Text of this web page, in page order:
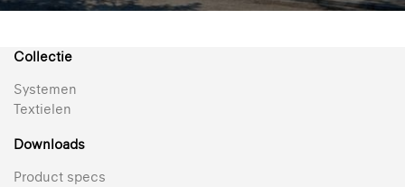
Collectie
Systemen
Textielen
Downloads
Product specs